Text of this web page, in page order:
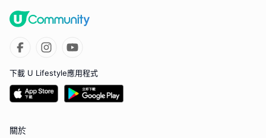
下載 U Lifestyle應用程式
關於